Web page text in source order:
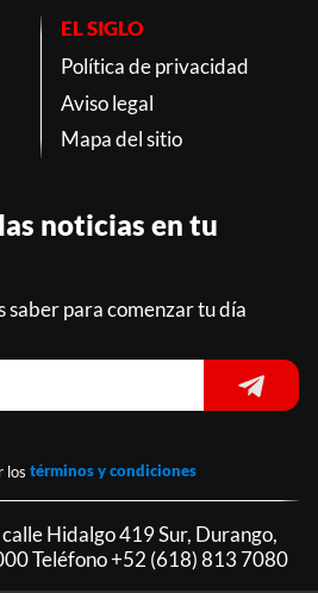
EL SIGLO
Política de privacidad
Aviso legal
Mapa del sitio
noticias en tu
saber para comenzar tu día
los términos y condiciones
Hidalgo 419 Sur, Durango,
Teléfono+52 (618) 813 7080